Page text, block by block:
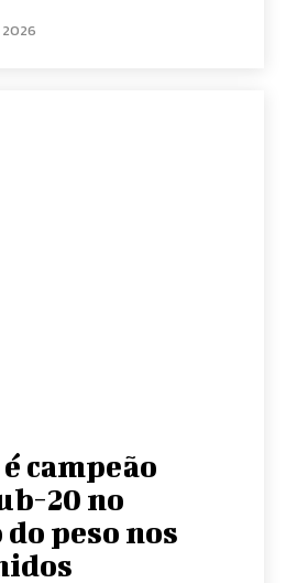
2026
campeão
20 no
peso nos